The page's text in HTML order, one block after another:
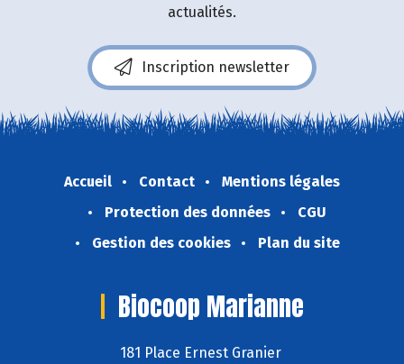
actualités.
Inscription newsletter
Accueil Contact
Mentions légales
Protection des données
CGU
Gestion des cookies
Plan du site
Biocoop Marianne
181 Place Ernest Granier